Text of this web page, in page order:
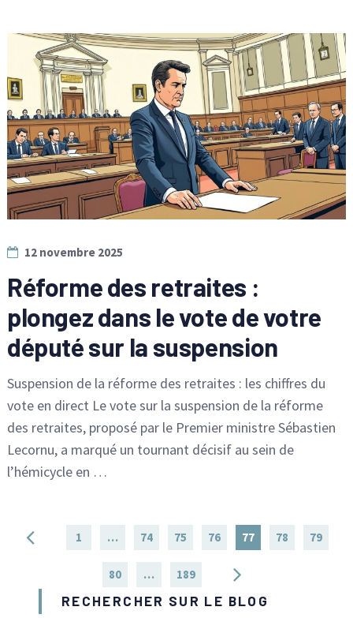
12 novembre 2025
Réforme des retraites :
plongez dans le vote de votre
député sur la suspension
Suspension de la réforme des retraites : les chiffres du
vote en direct Le vote sur la suspension de la réforme
des retraites, proposé par le Premier ministre Sébastien
Lecornu, a marqué un tournant décisif au sein de
l’hémicycle en …
Pagination
publications
1 … 74 75 76 77 78 79
80 … 189
RECHERCHER SUR LE BLOG